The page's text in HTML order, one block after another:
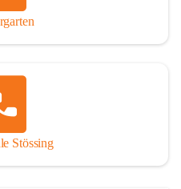
Stössing